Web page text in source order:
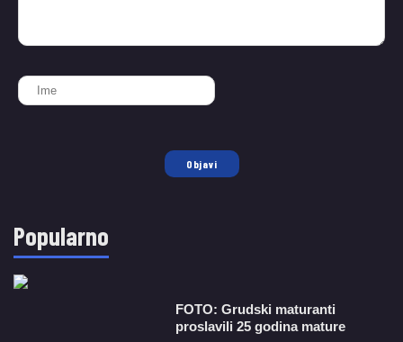
Objavi
Popularno
FOTO: Grudski maturanti
proslavili 25 godina mature